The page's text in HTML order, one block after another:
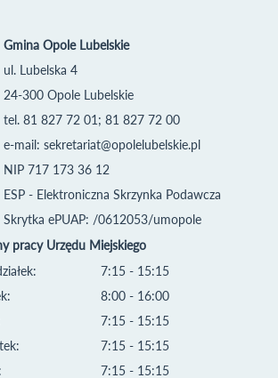
Gmina Opole Lubelskie
ul. Lubelska 4
24-300 Opole Lubelskie
tel. 81 827 72 01; 81 827 72 00
e-mail: sekretariat@opolelubelskie.pl
NIP 717 173 36 12
ESP - Elektroniczna Skrzynka Podawcza
Skrytka ePUAP: /0612053/umopole
pracy Urzędu Miejskiego
7:15 - 15:15
8:00 - 16:00
7:15 - 15:15
7:15 - 15:15
7:15 - 15:15